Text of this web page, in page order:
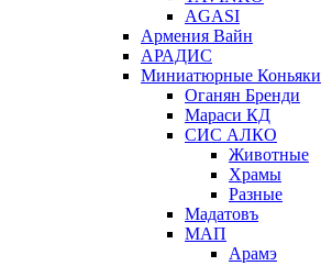
AGASI
Армения Вайн
АРАДИС
Миниатюрные Коньяки
Оганян Бренди
Мараси КД
СИС АЛКО
Животные
Храмы
Разные
Мадатовъ
МАП
Арамэ